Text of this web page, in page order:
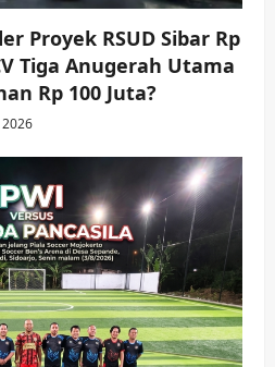
Proyek RSUD Sibar Rp
Tiga Anugerah Utama
Rp 100 Juta?